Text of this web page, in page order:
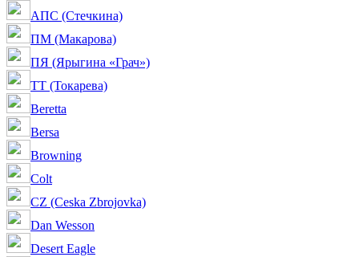
АПС (Стечкина)
ПМ (Макарова)
ПЯ (Ярыгина «Грач»)
ТТ (Токарева)
Beretta
Bersa
Browning
Colt
CZ (Ceska Zbrojovka)
Dan Wesson
Desert Eagle